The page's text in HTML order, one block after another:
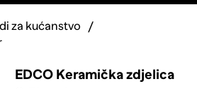
za kućanstvo
EDCO Keramička zdjelica